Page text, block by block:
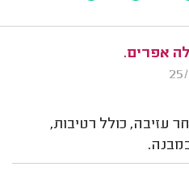
אפרים.
עזיבה, כולל רטיבות,